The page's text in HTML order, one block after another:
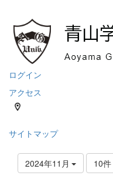
ログイン
アクセス
サイトマップ
2024年11月 10件